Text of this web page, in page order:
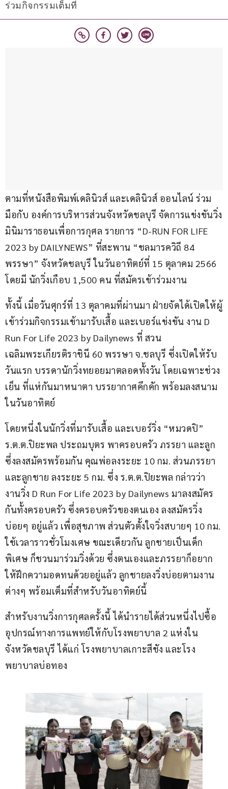
ร่วมกิจกรรมเต็มที่
ตามที่หนังสือพิมพ์เดลินิวส์ และเดลินิวส์ ออนไลน์ ร่วม
มือกับ องค์การบริหารส่วนจังหวัดชลบุรี จัดการแข่งขันวิ่ง
มินิมาราธอนเพื่อการกุศล รายการ “D-RUN FOR LIFE
2023 by DAILYNEWS” ที่สะพาน “ชลมารควิถี 84
พรรษา” จังหวัดชลบุรี ในวันอาทิตย์ที่ 15 ตุลาคม 2566
โดยมี นักวิ่งเกือบ 1,500 คน ที่สมัครเข้าร่วมงาน
ทั้งนี้ เมื่อวันศุกร์ที่ 13 ตุลาคมที่ผ่านมา ฝ่ายจัดได้เปิดให้ผู้
เข้าร่วมกิจกรรมเข้ามารับเสื้อ และเบอร์แข่งขัน งาน D
Run For Life 2023 by Dailynews ที่ สวน
เฉลิมพระเกียรติราชินี 60 พรรษา จ.ชลบุรี ซึ่งเปิดให้รับ
วันแรก บรรดานักวิ่งทยอยมาตลอดทั้งวัน โดยเฉพาะช่วง
เย็น ที่แห่กันมาหนาตา บรรยากาศคึกคัก พร้อมลงสนาม
ในวันอาทิตย์
โดยหนึ่งในนักวิ่งที่มารับเสื้อ และเบอร์วิ่ง “หมวดปิ”
ร.ต.ต.ปิยะพล ประถมบุตร พาครอบครัว ภรรยา และลูก
ซึ่งลงสมัครพร้อมกัน คุณพ่อลงระยะ 10 กม. ส่วนภรรยา
และลูกชาย ลงระยะ 5 กม. ซึ่ง ร.ต.ต.ปิยะพล กล่าวว่า
งานวิ่ง D Run For Life 2023 by Dailynews มาลงสมัคร
กันทั้งครอบครัว ซึ่งครอบครัวของตนเอง ลงสมัครวิ่ง
บ่อยๆ อยู่แล้ว เพื่อสุขภาพ ส่วนตัวตั้งใจวิ่งสบายๆ 10 กม.
ใช้เวลาราวชั่วโมงเศษ ขณะเดียวกัน ลูกชายเป็นเด็ก
พิเศษ ก็ชวนมาร่วมวิ่งด้วย ซึ่งตนเองและภรรยาก็อยาก
ให้ฝึกความอดทนด้วยอยู่แล้ว ลูกชายลงวิ่งบ่อยตามงาน
ต่างๆ พร้อมเต็มที่สำหรับวันอาทิตย์นี้
สำหรับงานวิ่งการกุศลครั้งนี้ ได้นำรายได้ส่วนหนึ่งไปซื้อ
อุปกรณ์ทางการแพทย์ให้กับโรงพยาบาล 2 แห่งใน
จังหวัดชลบุรี ได้แก่ โรงพยาบาลเกาะสีชัง และโรง
พยาบาลบ่อทอง